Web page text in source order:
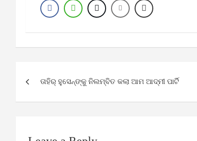
navigation
ତାହିର୍‌ ହୁସେନ୍‌ଙ୍କୁ ନିଲମ୍ବିତ କଲା ଆମ ଆଦ୍‌ମୀ ପାର୍ଟି